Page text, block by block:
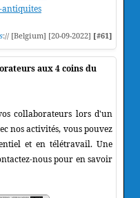
antiquites
:// [Belgium] [20-09-2022] [#61]
aux 4 coins du
collaborateurs lors d'un
nos activités, vous pouvez
et en télétravail. Une
nous pour en savoir